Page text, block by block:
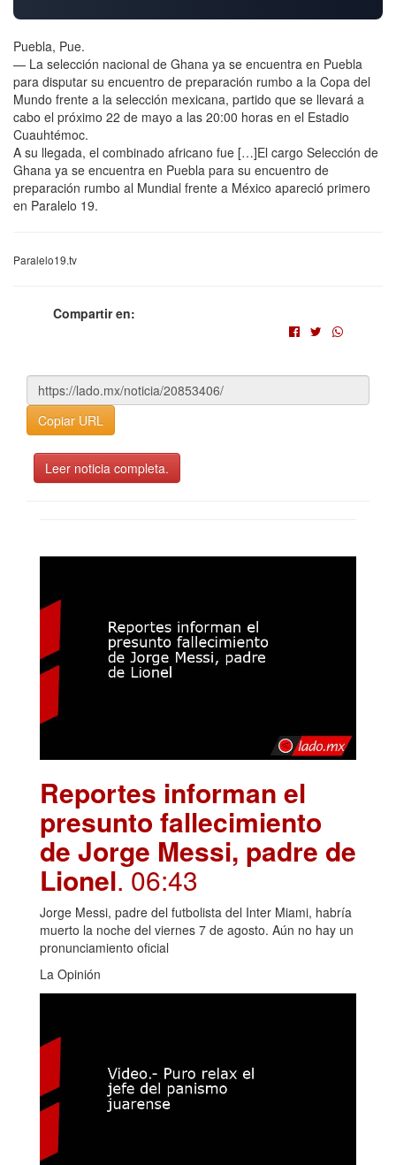
Puebla, Pue.
— La selección nacional de Ghana ya se encuentra en Puebla
para disputar su encuentro de preparación rumbo a la Copa del
Mundo frente a la selección mexicana, partido que se llevará a
cabo el próximo 22 de mayo a las 20:00 horas en el Estadio
Cuauhtémoc.
A su llegada, el combinado africano fue […]El cargo Selección de
Ghana ya se encuentra en Puebla para su encuentro de
preparación rumbo al Mundial frente a México apareció primero
en Paralelo 19.
Paralelo19.tv
Compartir en:
Copiar URL
Leer noticia completa.
Reportes informan el
presunto fallecimiento
de Jorge Messi, padre de
Lionel. 06:43
Jorge Messi, padre del futbolista del Inter Miami, habría
muerto la noche del viernes 7 de agosto. Aún no hay un
pronunciamiento oficial
La Opinión